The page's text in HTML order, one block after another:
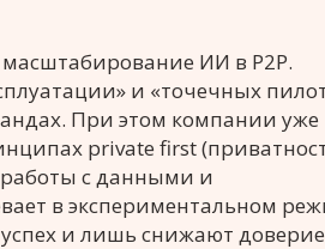
ИИ в Р2P.
и «точечных
При этом компании уже
private first
с данными и
в экспериментальном
и лишь снижают